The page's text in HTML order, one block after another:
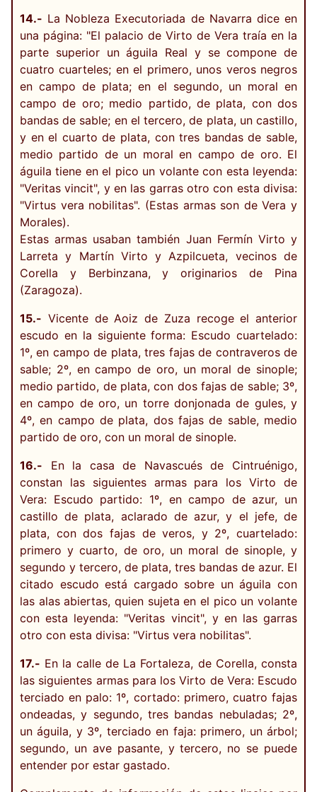
14.- La Nobleza Executoriada de Navarra dice en
una página: "El palacio de Virto de Vera traía en la
parte superior un águila Real y se compone de
cuatro cuarteles; en el primero, unos veros negros
en campo de plata; en el segundo, un moral en
campo de oro; medio partido, de plata, con dos
bandas de sable; en el tercero, de plata, un castillo,
y en el cuarto de plata, con tres bandas de sable,
medio partido de un moral en campo de oro. El
águila tiene en el pico un volante con esta leyenda:
"Veritas vincit", y en las garras otro con esta divisa:
"Virtus vera nobilitas". (Estas armas son de Vera y
Morales).
Estas armas usaban también Juan Fermín Virto y
Larreta y Martín Virto y Azpilcueta, vecinos de
Corella y Berbinzana, y originarios de Pina
(Zaragoza).
15.- Vicente de Aoiz de Zuza recoge el anterior
escudo en la siguiente forma: Escudo cuartelado:
1º, en campo de plata, tres fajas de contraveros de
sable; 2º, en campo de oro, un moral de sinople;
medio partido, de plata, con dos fajas de sable; 3º,
en campo de oro, un torre donjonada de gules, y
4º, en campo de plata, dos fajas de sable, medio
partido de oro, con un moral de sinople.
16.- En la casa de Navascués de Cintruénigo,
constan las siguientes armas para los Virto de
Vera: Escudo partido: 1º, en campo de azur, un
castillo de plata, aclarado de azur, y el jefe, de
plata, con dos fajas de veros, y 2º, cuartelado:
primero y cuarto, de oro, un moral de sinople, y
segundo y tercero, de plata, tres bandas de azur. El
citado escudo está cargado sobre un águila con
las alas abiertas, quien sujeta en el pico un volante
con esta leyenda: "Veritas vincit", y en las garras
otro con esta divisa: "Virtus vera nobilitas".
17.- En la calle de La Fortaleza, de Corella, consta
las siguientes armas para los Virto de Vera: Escudo
terciado en palo: 1º, cortado: primero, cuatro fajas
ondeadas, y segundo, tres bandas nebuladas; 2º,
un águila, y 3º, terciado en faja: primero, un árbol;
segundo, un ave pasante, y tercero, no se puede
entender por estar gastado.